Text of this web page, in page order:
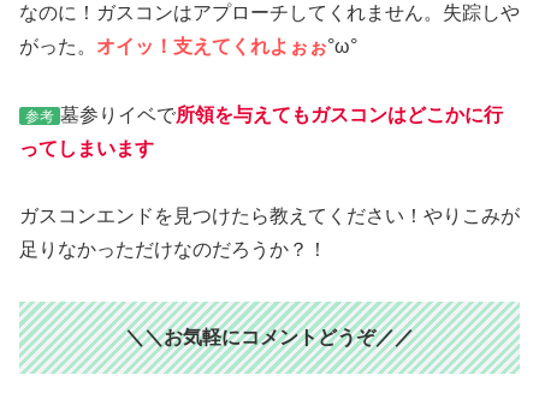
なのに！ガスコンはアプローチしてくれません。失踪しや
がった。 オイッ！支えてくれよぉぉ°ω°
参考 墓参りイベで所領を与えてもガスコンはどこかに行
ってしまいます
ガスコンエンドを見つけたら教えてください！やりこみが
足りなかっただけなのだろうか？！
＼＼お気軽にコメントどうぞ／／